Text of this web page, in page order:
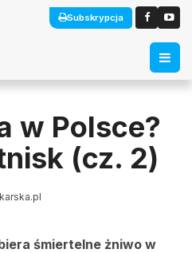
Subskrypcja
w Polsce?
(cz. 2)
śmiertelne żniwo w